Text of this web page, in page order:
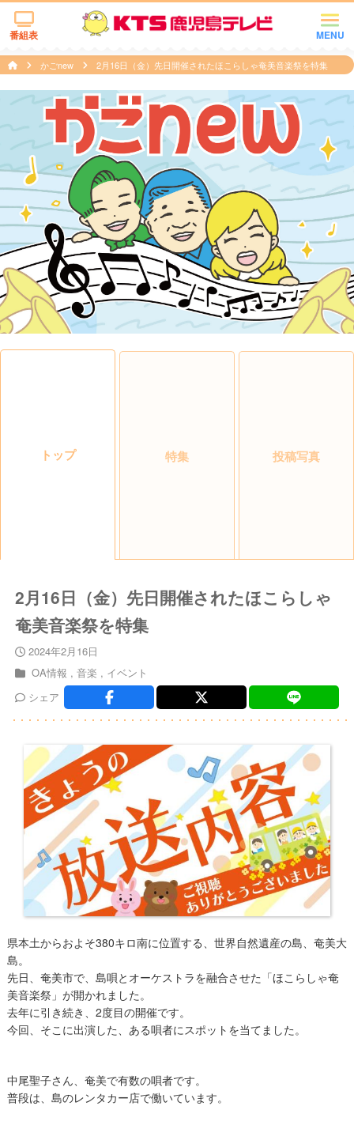
MENU
番組表
かごnew 2月16日（金）先日開催されたほこらしゃ奄美音楽祭を特集
トップ 特集 投稿写真
2月16日（金）先日開催されたほこらしゃ
奄美音楽祭を特集
2024年2月16日
OA情報
音楽
イベント
シェア
県本土からおよそ380キロ南に位置する、世界自然遺産の島、奄美大
島。
先日、奄美市で、島唄とオーケストラを融合させた「ほこらしゃ奄
美音楽祭」が開かれました。
去年に引き続き、2度目の開催です。
今回、そこに出演した、ある唄者にスポットを当てました。
中尾聖子さん、奄美で有数の唄者です。
普段は、島のレンタカー店で働いています。